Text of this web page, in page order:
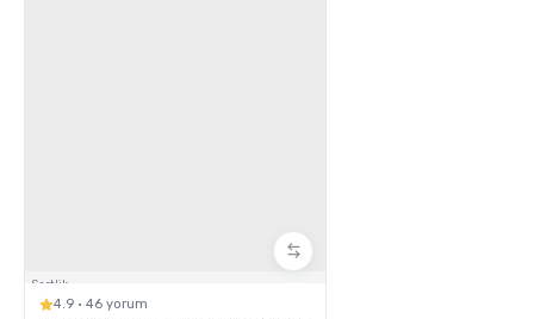
Latte Nasıl Yapılır ?
Sertlik:
4.9 · 46 yorum